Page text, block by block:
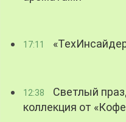
17:11
12:38
Светлый
коллекция от